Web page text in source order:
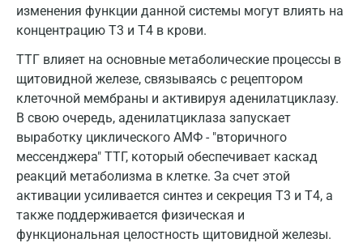
изменения функции данной системы могут влиять на
концентрацию T3 и T4 в крови.
ТТГ влияет на основные метаболические процессы в
щитовидной железе, связываясь с рецептором
клеточной мембраны и активируя аденилатциклазу.
В свою очередь, аденилатциклаза запускает
выработку циклического АМФ - "вторичного
мессенджера" ТТГ, который обеспечивает каскад
реакций метаболизма в клетке. За счет этой
активации усиливается синтез и секреция T3 и T4, а
также поддерживается физическая и
функциональная целостность щитовидной железы.
Одинцово
Омск
Оренбург
Орехово-Зуево
Павловский посад
Пенза
Пермь